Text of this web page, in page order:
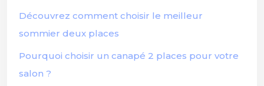
Découvrez comment choisir le meilleur
sommier deux places
Pourquoi choisir un canapé 2 places pour votre
salon ?